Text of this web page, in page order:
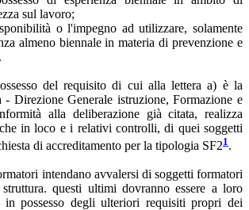
sul lavoro;
o l'impegno ad utilizzare, solamente
almeno biennale in materia di prevenzione e
del requisito di cui alla lettera a) è la
- Direzione Generale istruzione, Formazione e
alla deliberazione già citata, realizza
in loco e i relativi controlli, di quei soggetti
di accreditamento per la tipologia SF21 .
intendano avvalersi di soggetti formatori
questi ultimi dovranno essere a loro
in possesso degli ulteriori requisiti propri dei